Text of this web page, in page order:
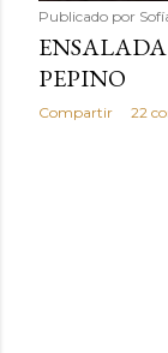
Publicado por
ENSALADA
PEPINO
Compartir 22